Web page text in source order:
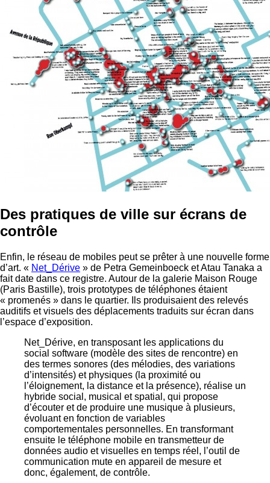
Des pratiques de ville sur écrans de
contrôle
Enfin, le réseau de mobiles peut se prêter à une nouvelle forme
d’art. « Net_Dérive » de Petra Gemeinboeck et Atau Tanaka a
fait date dans ce registre. Autour de la galerie Maison Rouge
(Paris Bastille), trois prototypes de téléphones étaient
« promenés » dans le quartier. Ils produisaient des relevés
auditifs et visuels des déplacements traduits sur écran dans
l’espace d’exposition.
Net_Dérive, en transposant les applications du
social software (modèle des sites de rencontre) en
des termes sonores (des mélodies, des variations
d’intensités) et physiques (la proximité ou
l’éloignement, la distance et la présence), réalise un
hybride social, musical et spatial, qui propose
d’écouter et de produire une musique à plusieurs,
évoluant en fonction de variables
comportementales personnelles. En transformant
ensuite le téléphone mobile en transmetteur de
données audio et visuelles en temps réel, l’outil de
communication mute en appareil de mesure et
donc, également, de contrôle.